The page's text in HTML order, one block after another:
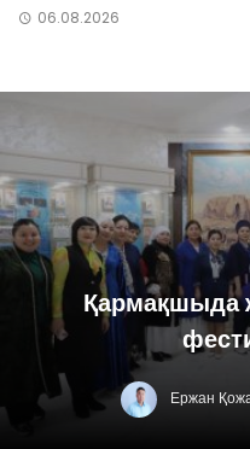
06.08.2026
Қармақшыда
Ержан